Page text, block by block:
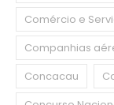
Comércio e
Companhias
Concacau